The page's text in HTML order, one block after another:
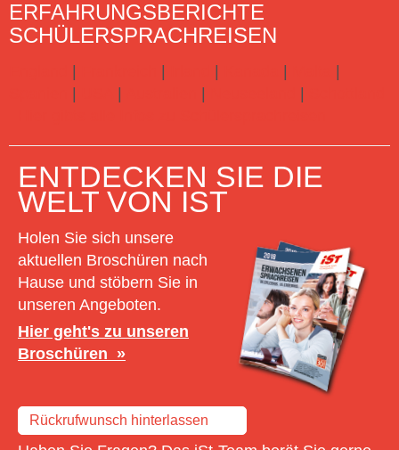
ERFAHRUNGSBERICHTE
SCHÜLERSPRACHREISEN
ENTDECKEN SIE DIE
WELT VON IST
Holen Sie sich unsere
aktuellen Broschüren nach
Hause und stöbern Sie in
unseren Angeboten.
Hier geht's zu unseren
Broschüren
Rückrufwunsch hinterlassen